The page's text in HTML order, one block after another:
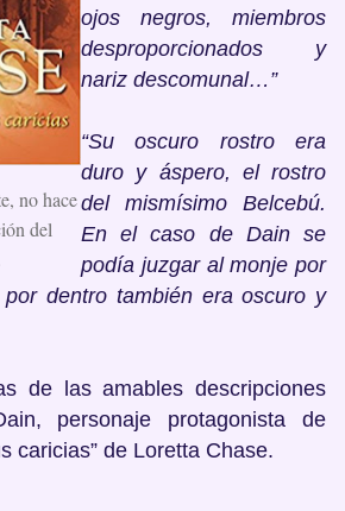
no hace
del
ojos negros, miembros
desproporcionados y
nariz descomunal…”
“Su oscuro rostro era
duro y áspero, el rostro
del mismísimo Belcebú.
En el caso de Dain se
podía juzgar al monje por
dentro también era oscuro y
de las amables descripciones
personaje protagonista de
caricias” de Loretta Chase.